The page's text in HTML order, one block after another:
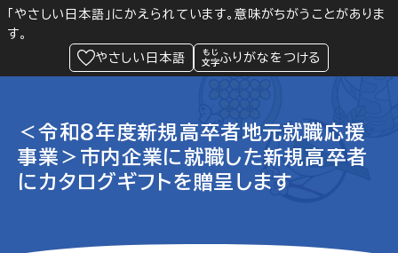
「やさしい日本語」にかえられています。意味がちがうことがありま
す。
やさしい日本語
ふりがなをつける
Language 閲覧支援
緊急情報
＜令和８年度新規高卒者地元就職応援
事業＞市内企業に就職した新規高卒者
にカタログギフトを贈呈します